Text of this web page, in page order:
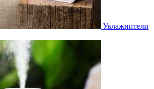
Увлажнители